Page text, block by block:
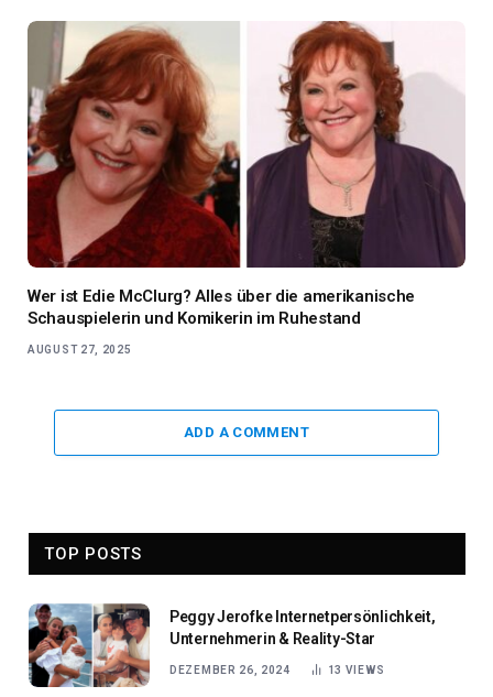
Wer ist Edie McClurg? Alles über die amerikanische
Schauspielerin und Komikerin im Ruhestand
AUGUST 27, 2025
ADD A COMMENT
TOP POSTS
Peggy Jerofke Internetpersönlichkeit,
Unternehmerin & Reality-Star
DEZEMBER 26, 2024 13 VIEWS